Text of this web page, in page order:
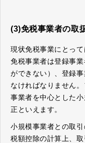
(3)免税事業者の取
現状免税事業にとっ
免税事業者は登録事
ができない）、登録
なければなりません
事業者を中心とした
正といえます。
小規模事業者との取
税額控除の計算上、